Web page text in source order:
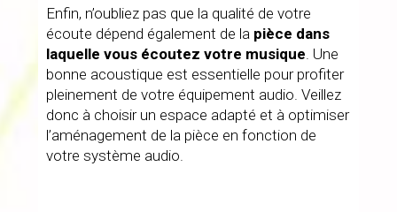
Enfin, n’oubliez pas que la qualité de votre
écoute dépend également de la pièce dans
laquelle vous écoutez votre musique . Une
bonne acoustique est essentielle pour profiter
pleinement de votre équipement audio. Veillez
donc à choisir un espace adapté et à optimiser
l’aménagement de la pièce en fonction de
votre système audio.